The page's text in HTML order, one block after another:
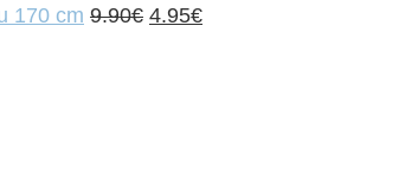
170 cm 9.90€ Le
4.95€Le